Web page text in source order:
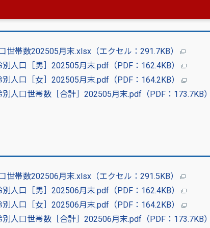
世帯数202505月末.xlsx（エクセル：291.7KB）
人口［男］202505月末.pdf（PDF：162.4KB）
人口［女］202505月末.pdf（PDF：164.2KB）
人口世帯数［合計］202505月末.pdf（PDF：173.7KB）
世帯数202506月末.xlsx（エクセル：291.5KB）
人口［男］202506月末.pdf（PDF：162.4KB）
人口［女］202506月末.pdf（PDF：164.2KB）
人口世帯数［合計］202506月末.pdf（PDF：173.7KB）